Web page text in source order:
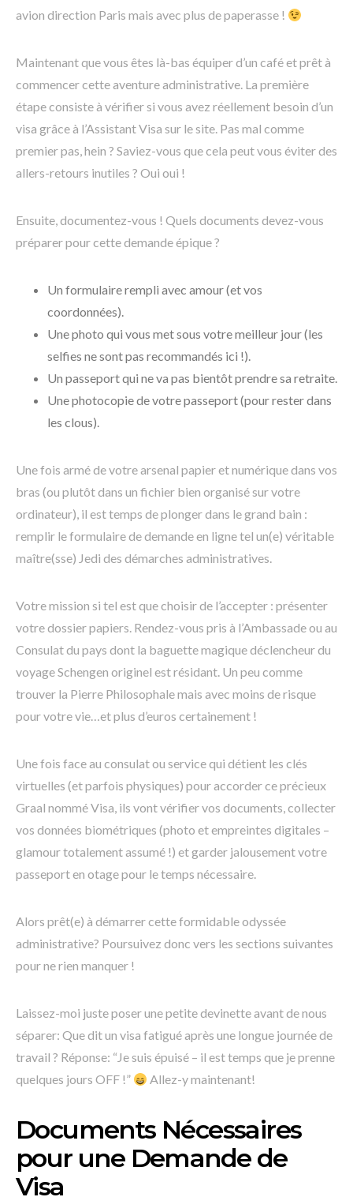
avion direction Paris mais avec plus de paperasse !
Maintenant que vous êtes là-bas équiper d’un café et prêt à
commencer cette aventure administrative. La première
étape consiste à vérifier si vous avez réellement besoin d’un
visa grâce à l’Assistant Visa sur le site. Pas mal comme
premier pas, hein ? Saviez-vous que cela peut vous éviter des
allers-retours inutiles ? Oui oui !
Ensuite, documentez-vous ! Quels documents devez-vous
préparer pour cette demande épique ?
Un formulaire rempli avec amour (et vos
coordonnées).
Une photo qui vous met sous votre meilleur jour (les
selfies ne sont pas recommandés ici !).
Un passeport qui ne va pas bientôt prendre sa retraite.
Une photocopie de votre passeport (pour rester dans
les clous).
Une fois armé de votre arsenal papier et numérique dans vos
bras (ou plutôt dans un fichier bien organisé sur votre
ordinateur), il est temps de plonger dans le grand bain :
remplir le formulaire de demande en ligne tel un(e) véritable
maître(sse) Jedi des démarches administratives.
Votre mission si tel est que choisir de l’accepter : présenter
votre dossier papiers. Rendez-vous pris à l’Ambassade ou au
Consulat du pays dont la baguette magique déclencheur du
voyage Schengen originel est résidant. Un peu comme
trouver la Pierre Philosophale mais avec moins de risque
pour votre vie…et plus d’euros certainement !
Une fois face au consulat ou service qui détient les clés
virtuelles (et parfois physiques) pour accorder ce précieux
Graal nommé Visa, ils vont vérifier vos documents, collecter
vos données biométriques (photo et empreintes digitales –
glamour totalement assumé !) et garder jalousement votre
passeport en otage pour le temps nécessaire.
Alors prêt(e) à démarrer cette formidable odyssée
administrative? Poursuivez donc vers les sections suivantes
pour ne rien manquer !
Laissez-moi juste poser une petite devinette avant de nous
séparer: Que dit un visa fatigué après une longue journée de
travail ? Réponse: “Je suis épuisé – il est temps que je prenne
quelques jours OFF !”
Allez-y maintenant!
Documents Nécessaires
pour une Demande de
Visa